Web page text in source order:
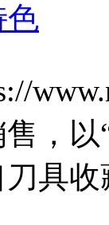
色
，
具